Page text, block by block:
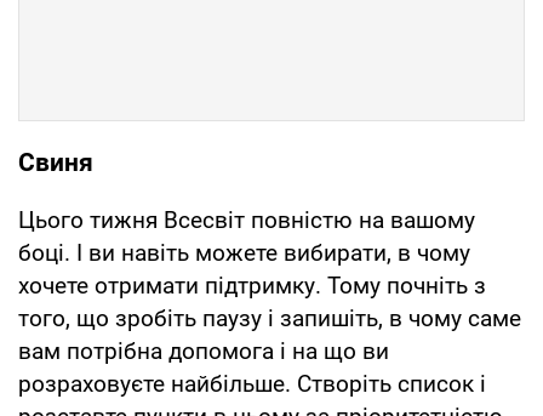
Свиня
Цього тижня Всесвіт повністю на вашому
боці. І ви навіть можете вибирати, в чому
хочете отримати підтримку. Тому почніть з
того, що зробіть паузу і запишіть, в чому саме
вам потрібна допомога і на що ви
розраховуєте найбільше. Створіть список і